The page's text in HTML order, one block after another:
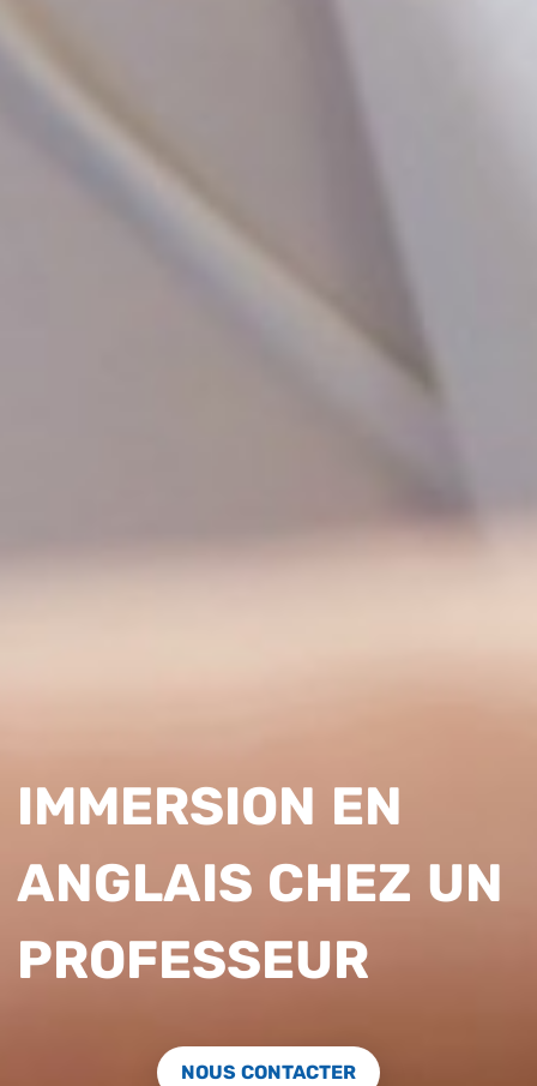
IMMERSION EN
ANGLAIS CHEZ UN
PROFESSEUR
NOUS CONTACTER